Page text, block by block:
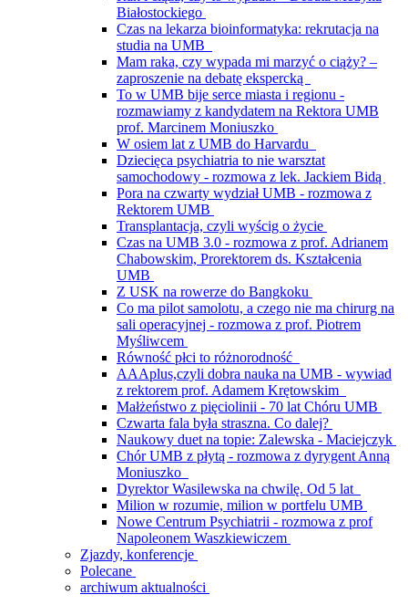
Białostockiego
Czas na lekarza bioinformatyka: rekrutacja na
studia na UMB
Mam raka, czy wypada mi marzyć o ciąży? –
zaproszenie na debatę ekspercką
To w UMB bije serce miasta i regionu -
rozmawiamy z kandydatem na Rektora UMB
prof. Marcinem Moniuszko
W osiem lat z UMB do Harvardu
Dziecięca psychiatria to nie warsztat
samochodowy - rozmowa z lek. Jackiem Bidą
Pora na czwarty wydział UMB - rozmowa z
Rektorem UMB
Transplantacja, czyli wyścig o życie
Czas na UMB 3.0 - rozmowa z prof. Adrianem
Chabowskim, Prorektorem ds. Kształcenia
UMB
Z USK na rowerze do Bangkoku
Co ma pilot samolotu, a czego nie ma chirurg na
sali operacyjnej - rozmowa z prof. Piotrem
Myśliwcem
Równość płci to różnorodność
AAAplus,czyli dobra nauka na UMB - wywiad
z rektorem prof. Adamem Krętowskim
Małżeństwo z pięciolinii - 70 lat Chóru UMB
Czwarta fala była straszna. Co dalej?
Naukowy duet na topie: Zalewska - Maciejczyk
Chór UMB z płytą - rozmowa z dyrygent Anną
Moniuszko
Dyrektor Wasilewska na chwilę. Od 5 lat
Milion w rozumie, milion w portfelu UMB
Nowe Centrum Psychiatrii - rozmowa z prof
Napoleonem Waszkiewiczem
Zjazdy, konferencje
Polecane
archiwum aktualności